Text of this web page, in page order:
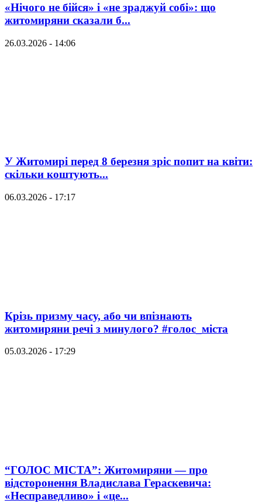
«Нічого не бійся» і «не зраджуй собі»: що
житомиряни сказали б...
26.03.2026 - 14:06
У Житомирі перед 8 березня зріс попит на квіти:
скільки коштують...
06.03.2026 - 17:17
Крізь призму часу, або чи впізнають
житомиряни речі з минулого? #голос_міста
05.03.2026 - 17:29
“ГОЛОС МІСТА”: Житомиряни — про
відсторонення Владислава Гераскевича:
«Несправедливо» і «це...